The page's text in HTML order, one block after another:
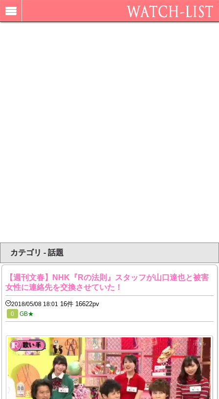
カテゴリ - 話題
【週刊文春】NHK『Rの法則』スタッフが山口達也と被害
女性に連絡先を交換させていた！
2018/05/08 18:01 16件 16622pv
0 GB★